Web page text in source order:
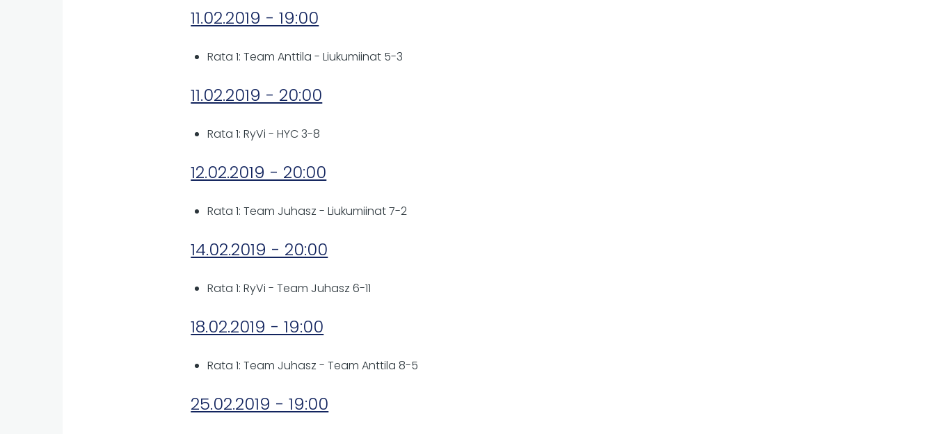
11.02.2019 - 19:00
Rata 1: Team Anttila - Liukumiinat 5-3
11.02.2019 - 20:00
Rata 1: RyVi - HYC 3-8
12.02.2019 - 20:00
Rata 1: Team Juhasz - Liukumiinat 7-2
14.02.2019 - 20:00
Rata 1: RyVi - Team Juhasz 6-11
18.02.2019 - 19:00
Rata 1: Team Juhasz - Team Anttila 8-5
25.02.2019 - 19:00